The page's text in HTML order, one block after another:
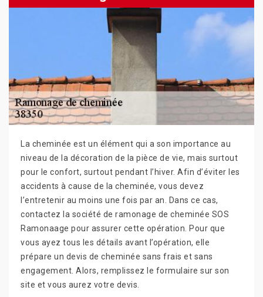
La cheminée est un élément qui a son importance au
niveau de la décoration de la pièce de vie, mais surtout
pour le confort, surtout pendant l’hiver. Afin d’éviter les
accidents à cause de la cheminée, vous devez
l’entretenir au moins une fois par an. Dans ce cas,
contactez la société de ramonage de cheminée SOS
Ramonaage pour assurer cette opération. Pour que
vous ayez tous les détails avant l’opération, elle
prépare un devis de cheminée sans frais et sans
engagement. Alors, remplissez le formulaire sur son
site et vous aurez votre devis.